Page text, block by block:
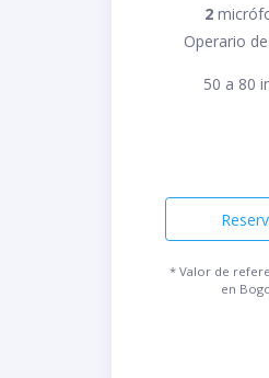
2
Operario
50 a 80
* Valor de
en